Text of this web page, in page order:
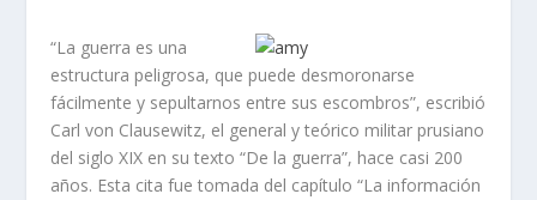
“La guerra es una
estructura peligrosa, que puede desmoronarse
fácilmente y sepultarnos entre sus escombros”, escribió
Carl von Clausewitz, el general y teórico militar prusiano
del siglo XIX en su texto “De la guerra”, hace casi 200
años. Esta cita fue tomada del capítulo “La información